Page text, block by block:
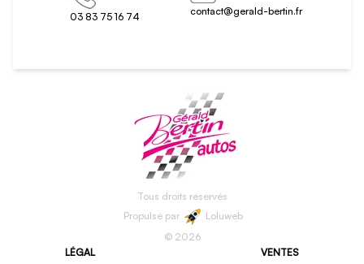
03 83 75 16 74 contact@gerald-bertin.fr
Tous droits réservés
Propulsé par
Loluweb
© 2026
LÉGAL
VENTES